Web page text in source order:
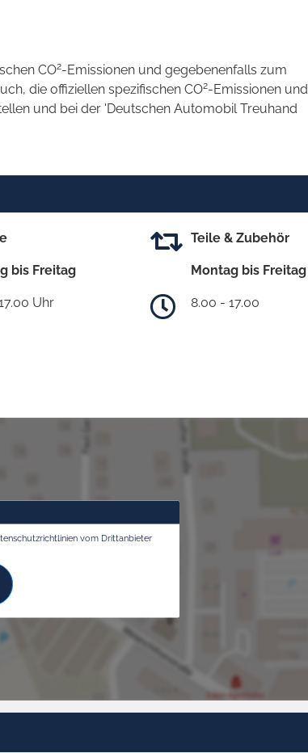
CO2-Emissionen und gegebenenfalls zum
die offiziellen spezifischen CO2-Emissionen und
und bei der 'Deutschen Automobil Treuhand
bis Freitag
Uhr
Teile & Zubehör
Montag bis Freitag
8.00 - 17.00
vom Drittanbieter